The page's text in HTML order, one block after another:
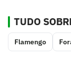
TUDO
Flamengo